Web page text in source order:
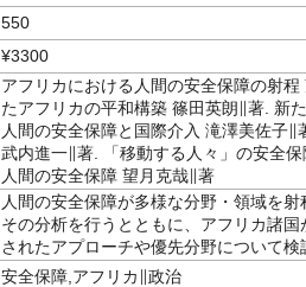
550
¥3300
アフリカにおける人間の安全保障の射
たアフリカの平和構築 篠田英朗∥著. 新
人間の安全保障と国際介入 滝澤美佐子
武内進一∥著. 「移動する人々」の安全
人間の安全保障 望月克哉∥著
人間の安全保障が多様な分野・領域を
その分析を行うとともに、アフリカ諸
されたアプローチや優先分野について
安全保障,アフリカ∥政治